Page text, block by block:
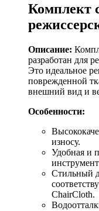
Комплект
Описание:
разработан для
Это идеальное
поврежденной
внешний вид и
Особенности:
износу.
Удобная и
Стильный
ChairCloth.